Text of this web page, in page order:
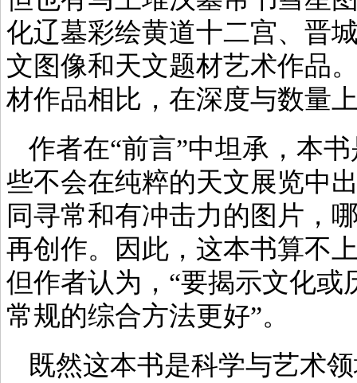
化辽墓彩绘黄道十二宫、晋
文图像和天文题材艺术作品
材作品相比，在深度与数量
作者在“前言”中坦承，本
些不会在纯粹的天文展览中
同寻常和有冲击力的图片，
再创作。因此，这本书算不
但作者认为，“要揭示文化
常规的综合方法更好”。
既然这本书是科学与艺术